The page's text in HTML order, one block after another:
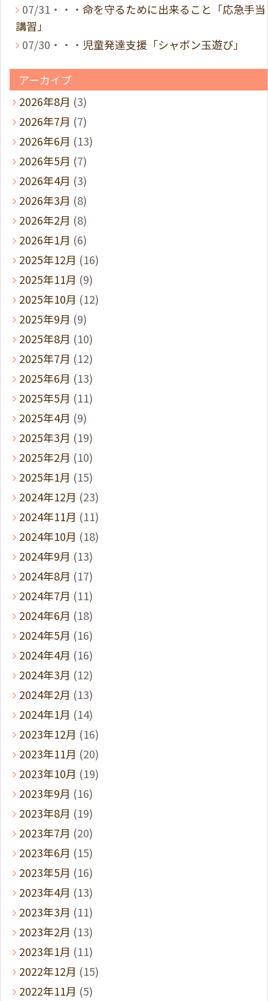
07/31・・・ 命を守るために出来ること「応急手当
講習」
07/30・・・ 児童発達支援「シャボン玉遊び」
アーカイブ
2026年8月 (3)
2026年7月 (7)
2026年6月 (13)
2026年5月 (7)
2026年4月 (3)
2026年3月 (8)
2026年2月 (8)
2026年1月 (6)
2025年12月 (16)
2025年11月 (9)
2025年10月 (12)
2025年9月 (9)
2025年8月 (10)
2025年7月 (12)
2025年6月 (13)
2025年5月 (11)
2025年4月 (9)
2025年3月 (19)
2025年2月 (10)
2025年1月 (15)
2024年12月 (23)
2024年11月 (11)
2024年10月 (18)
2024年9月 (13)
2024年8月 (17)
2024年7月 (11)
2024年6月 (18)
2024年5月 (16)
2024年4月 (16)
2024年3月 (12)
2024年2月 (13)
2024年1月 (14)
2023年12月 (16)
2023年11月 (20)
2023年10月 (19)
2023年9月 (16)
2023年8月 (19)
2023年7月 (20)
2023年6月 (15)
2023年5月 (16)
2023年4月 (13)
2023年3月 (11)
2023年2月 (13)
2023年1月 (11)
2022年12月 (15)
2022年11月 (5)